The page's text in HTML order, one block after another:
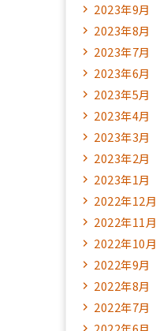
2023年9月
2023年8月
2023年7月
2023年6月
2023年5月
2023年4月
2023年3月
2023年2月
2023年1月
2022年12月
2022年11月
2022年10月
2022年9月
2022年8月
2022年7月